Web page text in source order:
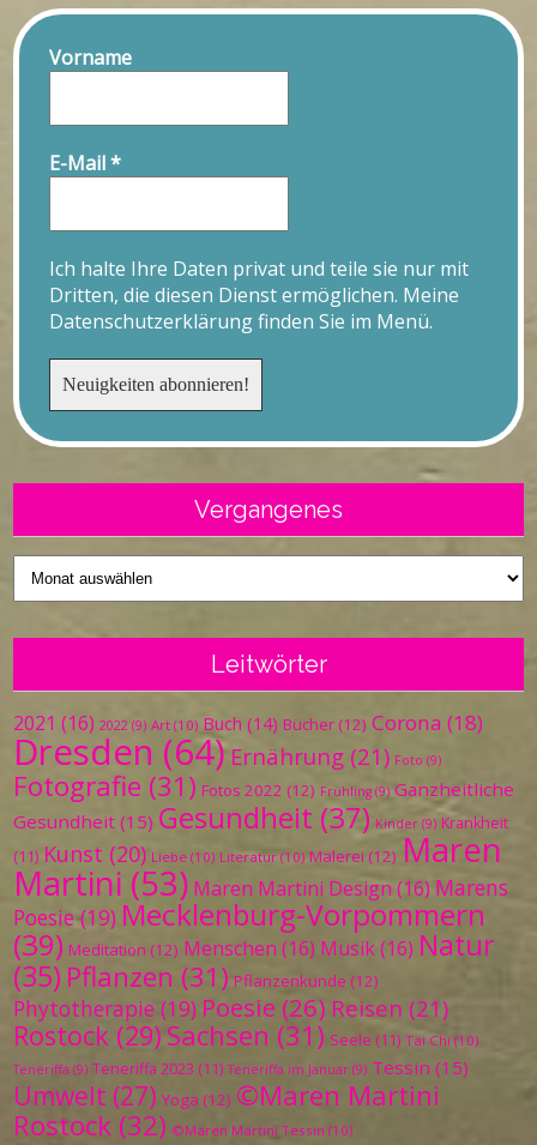
Vorname
E-Mail*
Ich halte Ihre Daten privat und teile sie nur mit
Dritten, die diesen Dienst ermöglichen. Meine
Datenschutzerklärung finden Sie im Menü.
Vergangenes
Vergangenes
Leitwörter
2021 (16) 2022 (9) Art (10) Buch (14) Bücher (12) Corona (18)
Dresden (64) Ernährung (21) Foto (9)
Fotografie (31) Fotos 2022 (12) Frühling (9) Ganzheitliche
Gesundheit (15) Gesundheit (37) Kinder (9) Krankheit
(11) Kunst (20) Liebe (10) Literatur (10) Malerei (12) Maren
Martini (53) Maren Martini Design (16) Marens
Poesie(19) Mecklenburg-Vorpommern
(39) Meditation (12) Menschen (16) Musik(16) Natur
(35) Pflanzen (31) Pflanzenkunde (12)
Phytotherapie (19) Poesie (26) Reisen (21)
Rostock (29) Sachsen (31) Seele (11) Tai Chi (10)
Teneriffa (9) Teneriffa 2023 (11) Teneriffa im Januar (9) Tessin (15)
Umwelt (27) Yoga (12) ©Maren Martini
Rostock (32) ©Maren Martini Tessin (10)